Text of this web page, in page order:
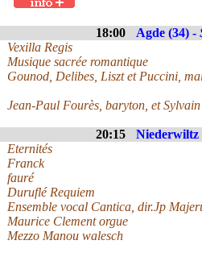
18:00 Agde (34) -
Vexilla Regis
Musique sacrée romantique
Gounod, Delibes, Liszt et Puccini,
Jean-Paul Fourès, baryton, et
20:15 Niederwiltz
Eternités
Franck
fauré
Duruflé Requiem
Ensemble vocal Cantica, dir.Jp
Maurice Clement orgue
Mezzo Manou walesch